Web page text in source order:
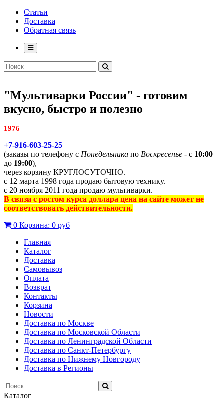
Статьи
Доставка
Обратная связь
"Мультиварки России" - готовим
вкусно, быстро и полезно
1976
+7-916-603-25-25
(заказы по телефону с Понедельника по Воскресенье - с 10:00
до 19:00),
через корзину КРУГЛОСУТОЧНО.
с 12 марта 1998 года продаю бытовую технику.
с 20 ноября 2011 года продаю мультиварки.
В связи с ростом курса доллара цена на сайте может не
соответствовать действительности.
0 Корзина: 0 руб
Главная
Каталог
Доставка
Самовывоз
Оплата
Возврат
Контакты
Корзина
Новости
Доставка по Москве
Доставка по Московской Области
Доставка по Ленинградской Области
Доставка по Санкт-Петербургу
Доставка по Нижнему Новгороду
Доставка в Регионы
Каталог